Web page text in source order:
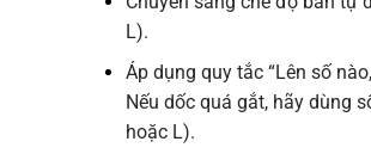
L).
Áp dụng quy tắc “Lên số
Nếu dốc quá gắt, hãy dùng
hoặc L).